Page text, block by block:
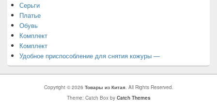
Серьги
Платье
Обувь
Комплект
Комплект
Удобное приспособление для снятия кожуры —
Copyright © 2026 Товары из Китая. All Rights Reserved.
Theme: Catch Box by Catch Themes